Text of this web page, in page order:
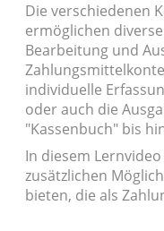
Die verschiedenen
ermöglichen
Bearbeitung und
individuelle
oder auch die
"Kassenbuch" bis
In diesem
zusätzlichen
bieten, die als